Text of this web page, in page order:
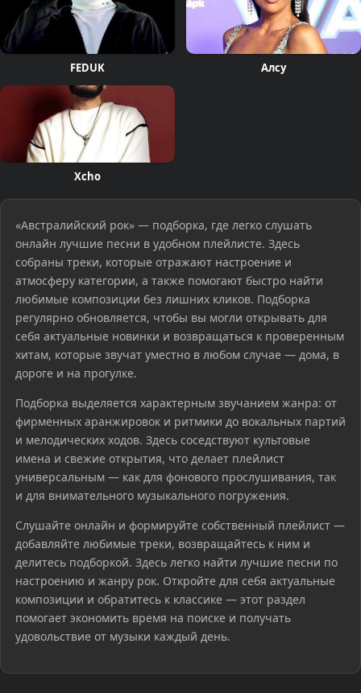
FEDUK Алсу
Xcho
«Австралийский рок» — подборка, где легко слушать
онлайн лучшие песни в удобном плейлисте. Здесь
собраны треки, которые отражают настроение и
атмосферу категории, а также помогают быстро найти
любимые композиции без лишних кликов. Подборка
регулярно обновляется, чтобы вы могли открывать для
себя актуальные новинки и возвращаться к проверенным
хитам, которые звучат уместно в любом случае — дома, в
дороге и на прогулке.
Подборка выделяется характерным звучанием жанра: от
фирменных аранжировок и ритмики до вокальных партий
и мелодических ходов. Здесь соседствуют культовые
имена и свежие открытия, что делает плейлист
универсальным — как для фонового прослушивания, так
и для внимательного музыкального погружения.
Слушайте онлайн и формируйте собственный плейлист —
добавляйте любимые треки, возвращайтесь к ним и
делитесь подборкой. Здесь легко найти лучшие песни по
настроению и жанру рок. Откройте для себя актуальные
композиции и обратитесь к классике — этот раздел
помогает экономить время на поиске и получать
удовольствие от музыки каждый день.